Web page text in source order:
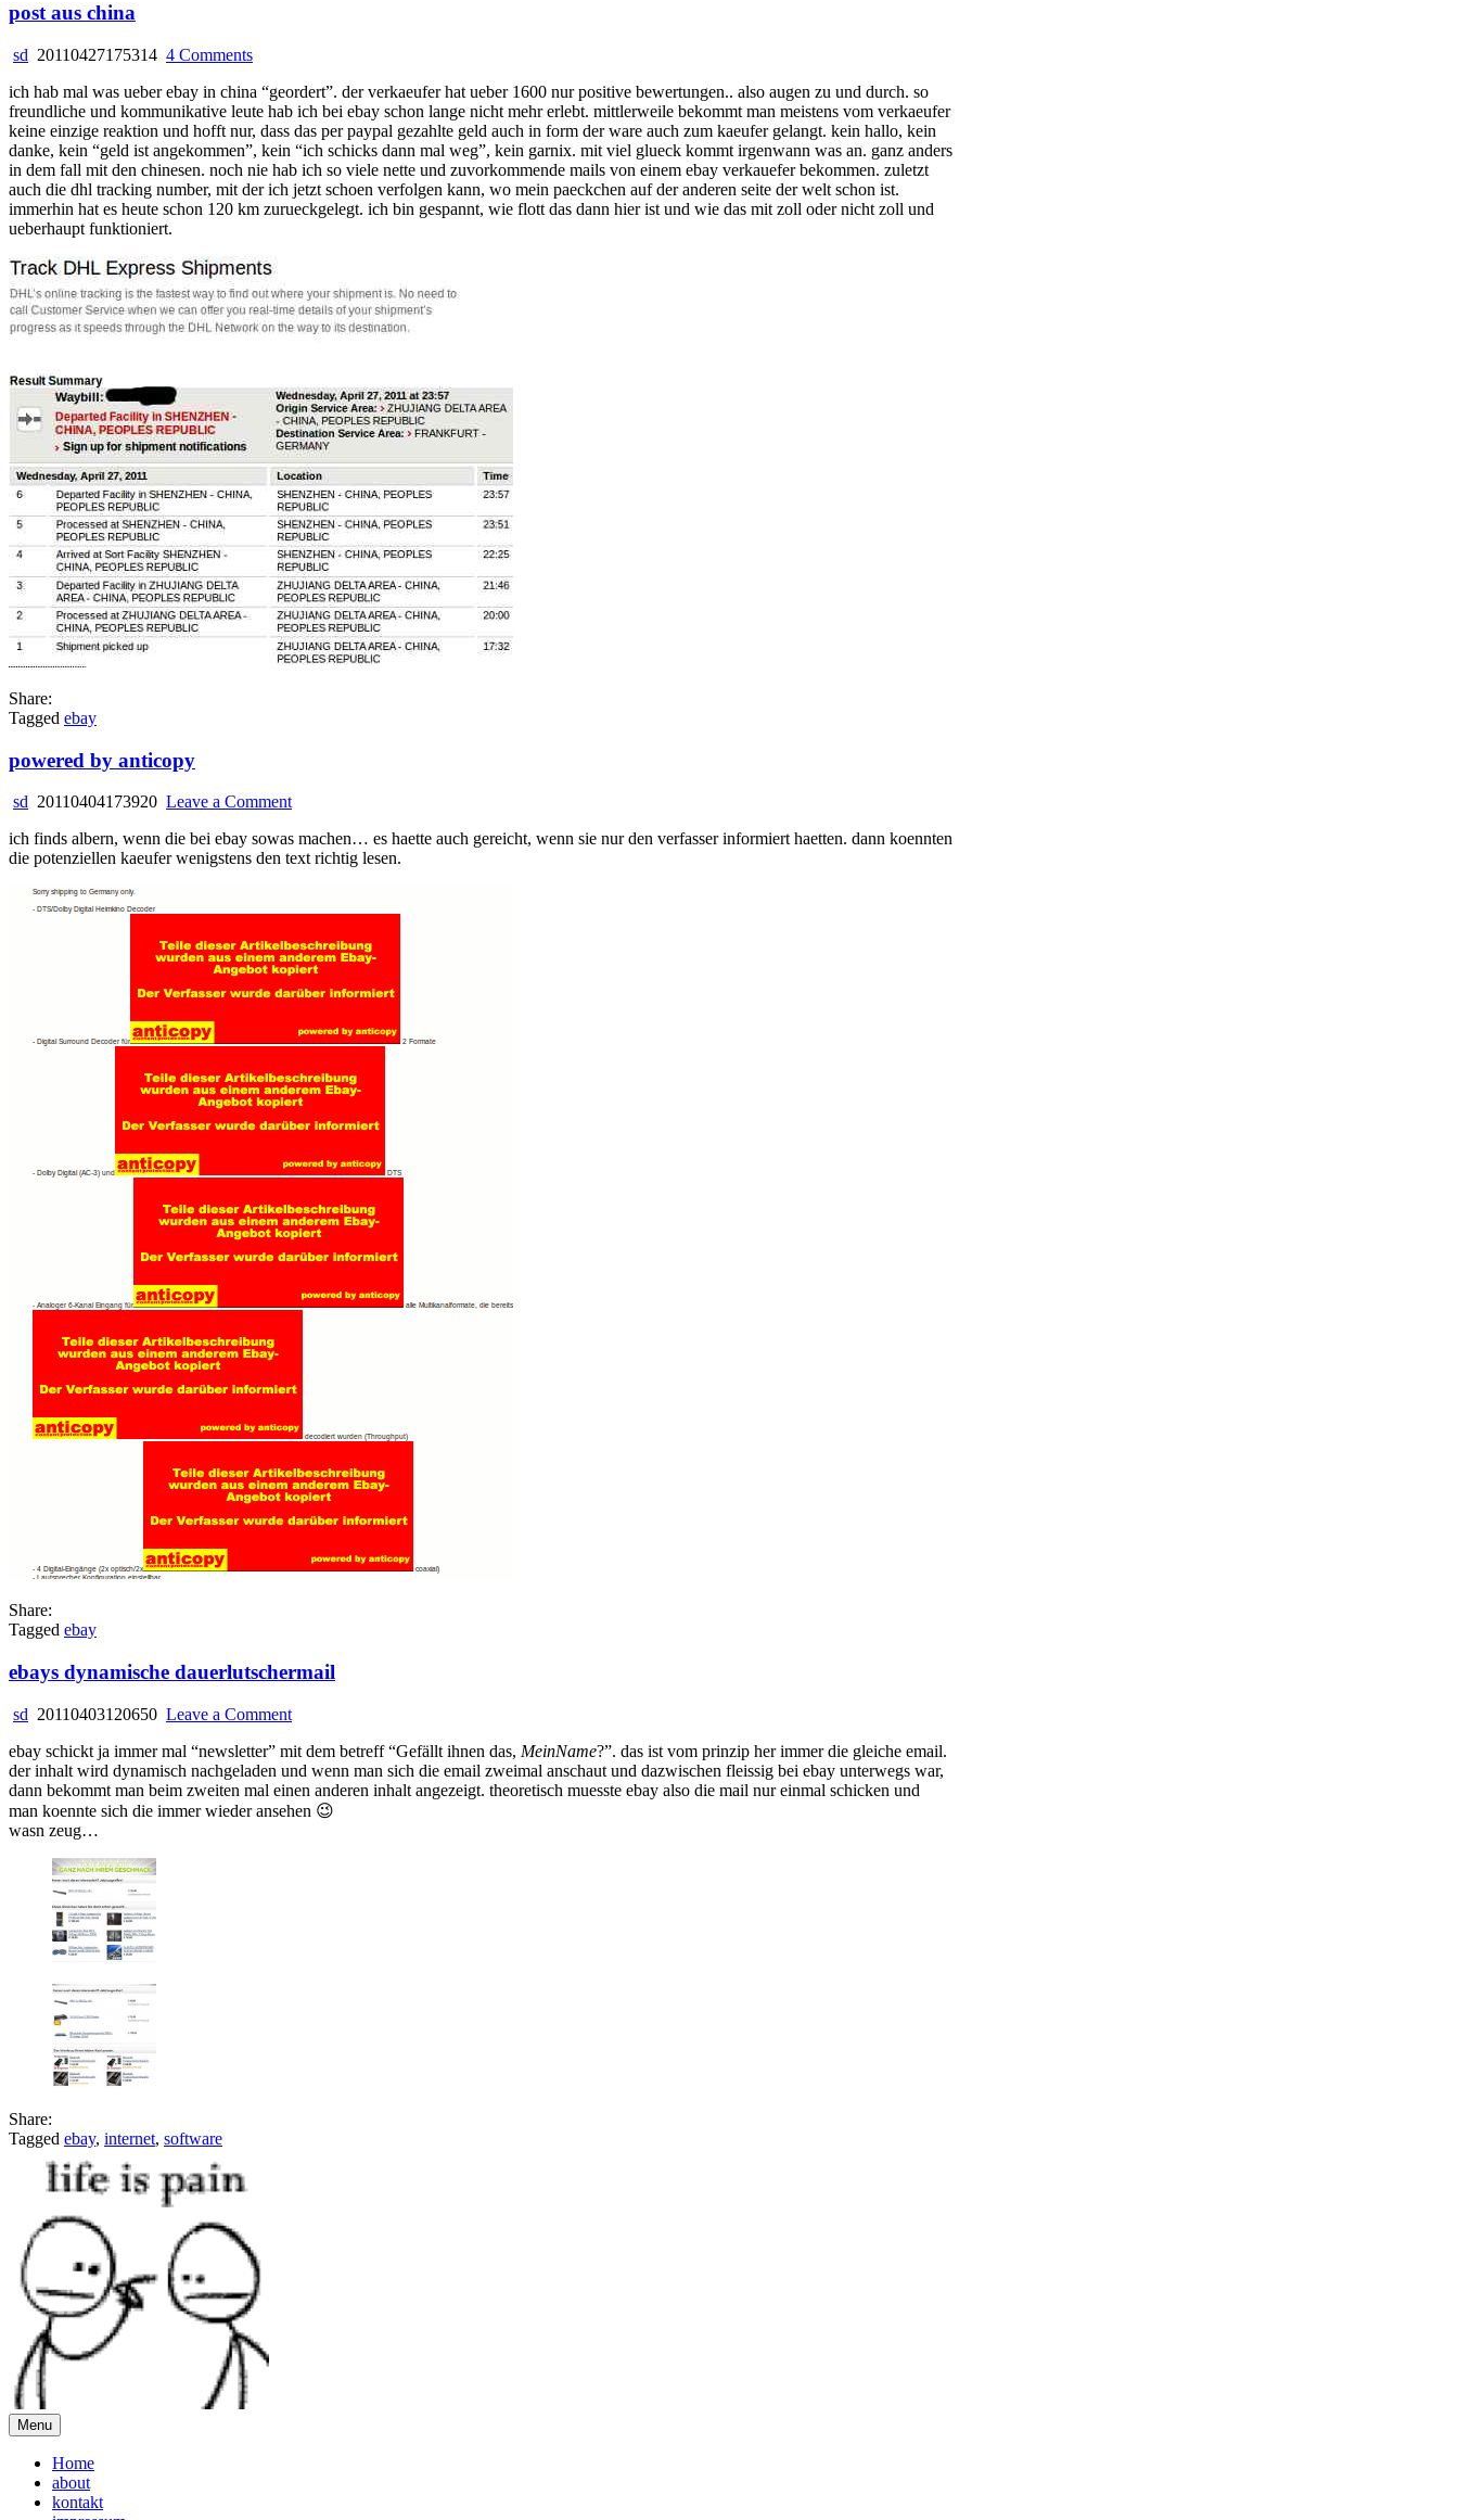
post aus china
sd 20110427175314 4 Commentson
aus
china
ich hab mal was ueber ebay in china “geordert”. der verkaeufer hat ueber 1600 nur positive bewertungen.. also augen zu und durch. so
freundliche und kommunikative leute hab ich bei ebay schon lange nicht mehr erlebt. mittlerweile bekommt man meistens vom verkaeufer
keine einzige reaktion und hofft nur, dass das per paypal gezahlte geld auch in form der ware auch zum kaeufer gelangt. kein hallo, kein
danke, kein “geld ist angekommen”, kein “ich schicks dann mal weg”, kein garnix. mit viel glueck kommt irgenwann was an. ganz anders
in dem fall mit den chinesen. noch nie hab ich so viele nette und zuvorkommende mails von einem ebay verkauefer bekommen. zuletzt
auch die dhl tracking number, mit der ich jetzt schoen verfolgen kann, wo mein paeckchen auf der anderen seite der welt schon ist.
immerhin hat es heute schon 120 km zurueckgelegt. ich bin gespannt, wie flott das dann hier ist und wie das mit zoll oder nicht zoll und
ueberhaupt funktioniert.
Share:
Tagged ebay
powered by anticopy
sd 20110404173920 Leave a Commenton
by
anticopy
ich finds albern, wenn die bei ebay sowas machen… es haette auch gereicht, wenn sie nur den verfasser informiert haetten. dann koennten
die potenziellen kaeufer wenigstens den text richtig lesen.
Share:
Tagged ebay
ebays dynamische dauerlutschermail
sd 20110403120650 Leave a Commenton
dynamische
dauerlutschermail
ebay schickt ja immer mal “newsletter” mit dem betreff “Gefällt ihnen das, MeinName?”. das ist vom prinzip her immer die gleiche email.
der inhalt wird dynamisch nachgeladen und wenn man sich die email zweimal anschaut und dazwischen fleissig bei ebay unterwegs war,
dann bekommt man beim zweiten mal einen anderen inhalt angezeigt. theoretisch muesste ebay also die mail nur einmal schicken und
man koennte sich die immer wieder ansehen 😉
wasn zeug…
Share:
Tagged ebay, internet, software
Menu
Home
about
kontakt